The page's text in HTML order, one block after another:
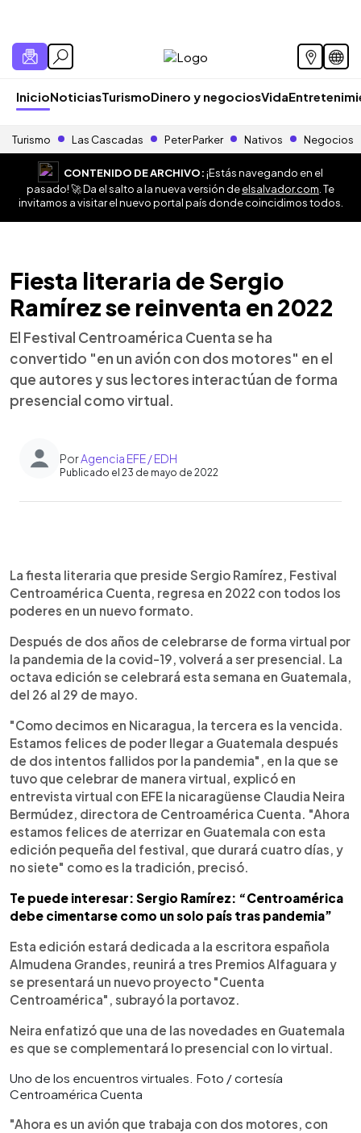
InicioNoticiasTurismoDinero y negociosVida
Turismo Las Cascadas Peter Parker Nativos Negocios
CONTENIDO DE ARCHIVO:¡Estás navegando en el
pasado! 🚀 Da el salto a la nueva versión deelsalvador.com . Te
invitamos a visitar el nuevo portal país donde coincidimos todos.
Fiesta literaria de Sergio
Ramírez se reinventa en 2022
El Festival Centroamérica Cuenta se ha
convertido "en un avión con dos motores" en el
que autores y sus lectores interactúan de forma
presencial como virtual.
PorAgencia EFE / EDH
Publicado el 23 de mayo de 2022
► Escuchar artículo
La fiesta literaria que preside Sergio Ramírez, Festival
Centroamérica Cuenta, regresa en 2022 con todos los
poderes en un nuevo formato.
Después de dos años de celebrarse de forma virtual por
la pandemia de la covid-19, volverá a ser presencial. La
octava edición se celebrará esta semana en Guatemala,
del 26 al 29 de mayo.
"Como decimos en Nicaragua, la tercera es la vencida.
Estamos felices de poder llegar a Guatemala después
de dos intentos fallidos por la pandemia", en la que se
tuvo que celebrar de manera virtual, explicó en
entrevista virtual con EFE la nicaragüense Claudia Neira
Bermúdez, directora de Centroamérica Cuenta. "Ahora
estamos felices de aterrizar en Guatemala con esta
edición pequeña del festival, que durará cuatro días, y
no siete" como es la tradición, precisó.
Te puede interesar: Sergio Ramírez: “Centroamérica
debe cimentarse como un solo país tras pandemia”
Esta edición estará dedicada a la escritora española
Almudena Grandes, reunirá a tres Premios Alfaguara y
se presentará un nuevo proyecto "Cuenta
Centroamérica", subrayó la portavoz.
Neira enfatizó que una de las novedades en Guatemala
es que se complementará lo presencial con lo virtual.
Uno de los encuentros virtuales. Foto / cortesía
Centroamérica Cuenta
"Ahora es un avión que trabaja con dos motores, con